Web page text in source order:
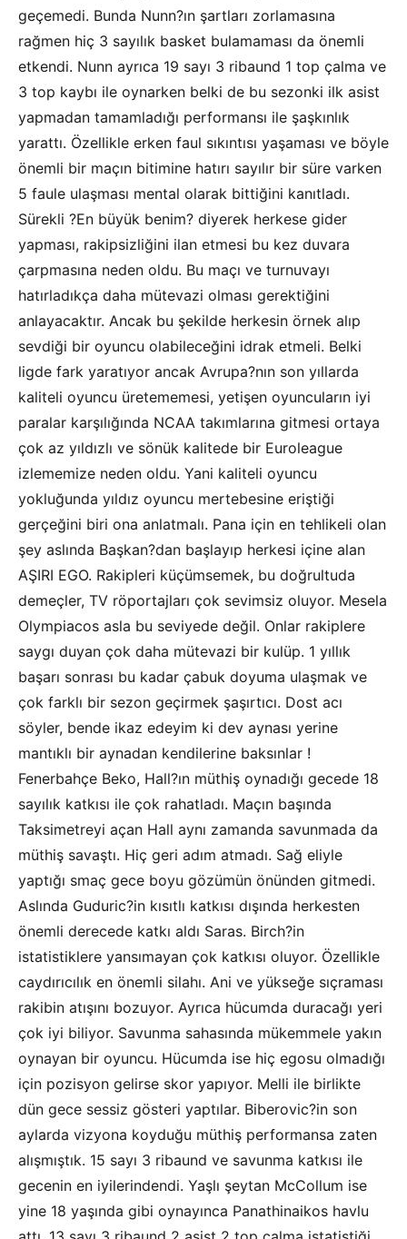
geçemedi. Bunda Nunn?ın şartları zorlamasına
rağmen hiç 3 sayılık basket bulamaması da önemli
etkendi. Nunn ayrıca 19 sayı 3 ribaund 1 top çalma ve
3 top kaybı ile oynarken belki de bu sezonki ilk asist
yapmadan tamamladığı performansı ile şaşkınlık
yarattı. Özellikle erken faul sıkıntısı yaşaması ve böyle
önemli bir maçın bitimine hatırı sayılır bir süre varken
5 faule ulaşması mental olarak bittiğini kanıtladı.
Sürekli ?En büyük benim? diyerek herkese gider
yapması, rakipsizliğini ilan etmesi bu kez duvara
çarpmasına neden oldu. Bu maçı ve turnuvayı
hatırladıkça daha mütevazi olması gerektiğini
anlayacaktır. Ancak bu şekilde herkesin örnek alıp
sevdiği bir oyuncu olabileceğini idrak etmeli. Belki
ligde fark yaratıyor ancak Avrupa?nın son yıllarda
kaliteli oyuncu üretememesi, yetişen oyuncuların iyi
paralar karşılığında NCAA takımlarına gitmesi ortaya
çok az yıldızlı ve sönük kalitede bir Euroleague
izlememize neden oldu. Yani kaliteli oyuncu
yokluğunda yıldız oyuncu mertebesine eriştiği
gerçeğini biri ona anlatmalı. Pana için en tehlikeli olan
şey aslında Başkan?dan başlayıp herkesi içine alan
AŞIRI EGO. Rakipleri küçümsemek, bu doğrultuda
demeçler, TV röportajları çok sevimsiz oluyor. Mesela
Olympiacos asla bu seviyede değil. Onlar rakiplere
saygı duyan çok daha mütevazi bir kulüp. 1 yıllık
başarı sonrası bu kadar çabuk doyuma ulaşmak ve
çok farklı bir sezon geçirmek şaşırtıcı. Dost acı
söyler, bende ikaz edeyim ki dev aynası yerine
mantıklı bir aynadan kendilerine baksınlar !
Fenerbahçe Beko, Hall?ın müthiş oynadığı gecede 18
sayılık katkısı ile çok rahatladı. Maçın başında
Taksimetreyi açan Hall aynı zamanda savunmada da
müthiş savaştı. Hiç geri adım atmadı. Sağ eliyle
yaptığı smaç gece boyu gözümün önünden gitmedi.
Aslında Guduric?in kısıtlı katkısı dışında herkesten
önemli derecede katkı aldı Saras. Birch?in
istatistiklere yansımayan çok katkısı oluyor. Özellikle
caydırıcılık en önemli silahı. Ani ve yükseğe sıçraması
rakibin atışını bozuyor. Ayrıca hücumda duracağı yeri
çok iyi biliyor. Savunma sahasında mükemmele yakın
oynayan bir oyuncu. Hücumda ise hiç egosu olmadığı
için pozisyon gelirse skor yapıyor. Melli ile birlikte
dün gece sessiz gösteri yaptılar. Biberovic?in son
aylarda vizyona koyduğu müthiş performansa zaten
alışmıştık. 15 sayı 3 ribaund ve savunma katkısı ile
gecenin en iyilerindendi. Yaşlı şeytan McCollum ise
yine 18 yaşında gibi oynayınca Panathinaikos havlu